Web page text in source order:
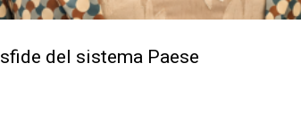
del sistema Paese